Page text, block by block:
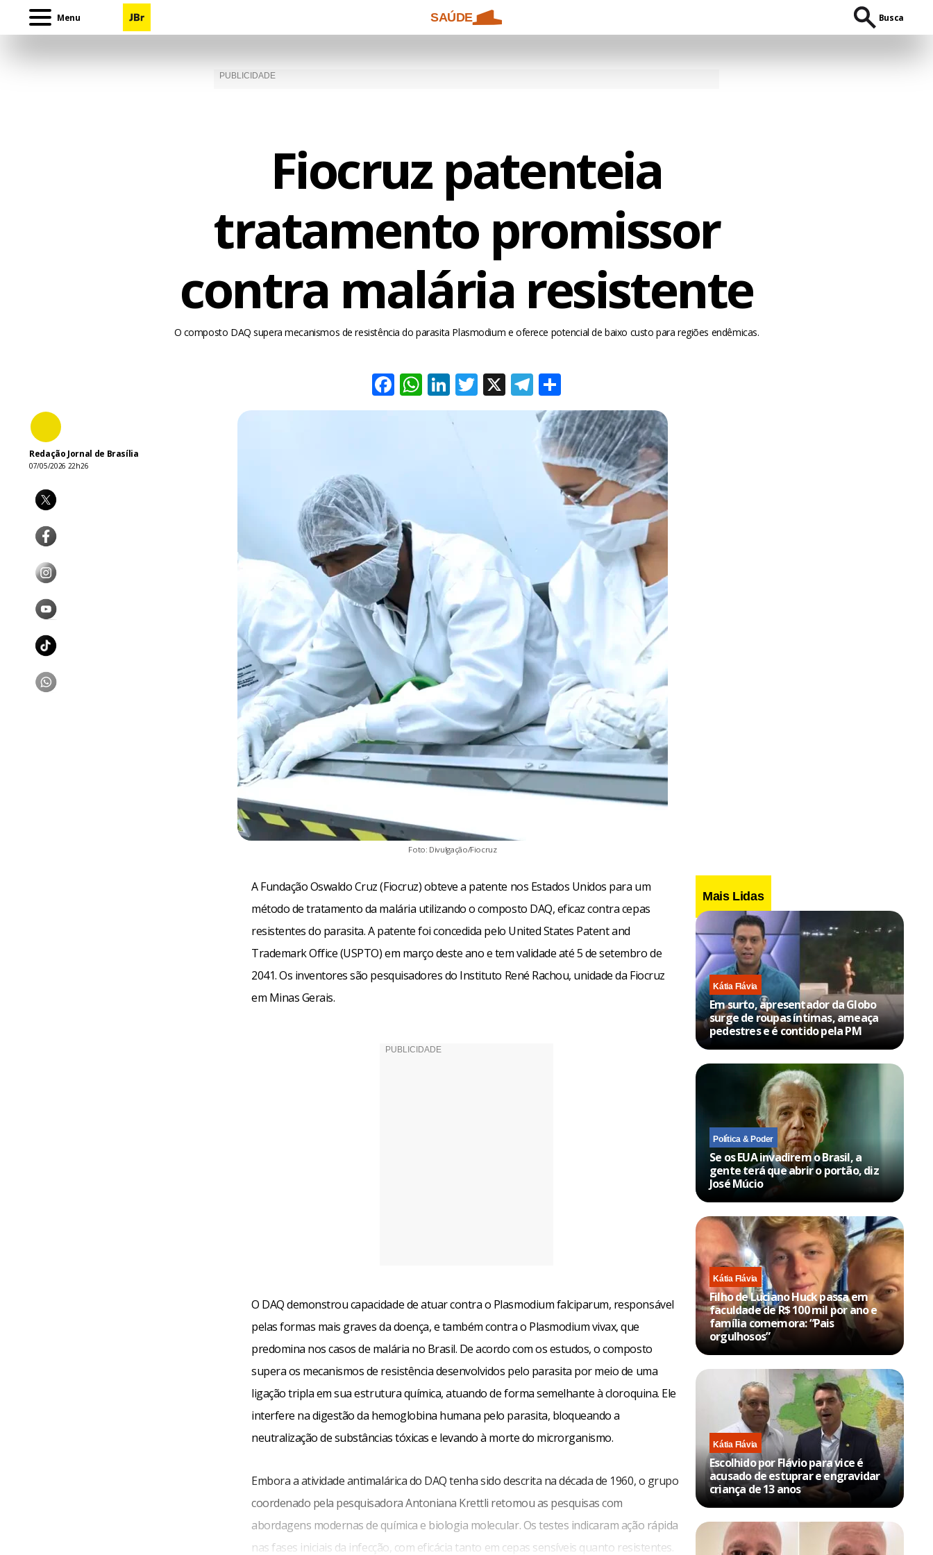
Menu SAÚDE Busca
Fiocruz patenteia
tratamento promissor
contra malária resistente
O composto DAQ supera mecanismos de resistência do parasita Plasmodium e oferece potencial de baixo custo para regiões endêmicas.
Facebook
WhatsApp
LinkedIn
Twitter
X Telegram
Redação Jornal de Brasília
07/05/2026 22h26
Foto: Divulgação/Fiocruz
A Fundação Oswaldo Cruz (Fiocruz) obteve a patente nos Estados Unidos para um
método de tratamento da malária utilizando o composto DAQ, eficaz contra cepas
resistentes do parasita. A patente foi concedida pelo United States Patent and
Trademark Office (USPTO) em março deste ano e tem validade até 5 de setembro de
2041. Os inventores são pesquisadores do Instituto René Rachou, unidade da Fiocruz
em Minas Gerais.
O DAQ demonstrou capacidade de atuar contra o Plasmodium falciparum, responsável
pelas formas mais graves da doença, e também contra o Plasmodium vivax, que
predomina nos casos de malária no Brasil. De acordo com os estudos, o composto
supera os mecanismos de resistência desenvolvidos pelo parasita por meio de uma
ligação tripla em sua estrutura química, atuando de forma semelhante à cloroquina. Ele
interfere na digestão da hemoglobina humana pelo parasita, bloqueando a
neutralização de substâncias tóxicas e levando à morte do microrganismo.
Embora a atividade antimalárica do DAQ tenha sido descrita na década de 1960, o grupo
coordenado pela pesquisadora Antoniana Krettli retomou as pesquisas com
abordagens modernas de química e biologia molecular. Os testes indicaram ação rápida
nas fases iniciais da infecção, com eficácia tanto em cepas sensíveis quanto resistentes.
Mais Lidas
Kátia Flávia
Em surto, apresentador da Globo
surge de roupas íntimas, ameaça
pedestres e é contido pela PM
Política & Poder
Se os EUA invadirem o Brasil, a
gente terá que abrir o portão, diz
José Múcio
Kátia Flávia
Filho de Luciano Huck passa em
faculdade de R$ 100 mil por ano e
família comemora: “Pais
orgulhosos”
Kátia Flávia
Escolhido por Flávio para vice é
acusado de estuprar e engravidar
criança de 13 anos